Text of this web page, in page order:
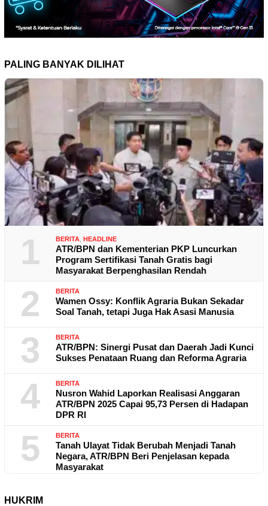
PALING BANYAK DILIHAT
1 BERITA HEADLINE
ATR/BPN dan Kementerian PKP Luncurkan
Program Sertifikasi Tanah Gratis bagi
Masyarakat Berpenghasilan Rendah
2 BERITA
Wamen Ossy: Konflik Agraria Bukan Sekadar
Soal Tanah, tetapi Juga Hak Asasi Manusia
3 BERITA
ATR/BPN: Sinergi Pusat dan Daerah Jadi Kunci
Sukses Penataan Ruang dan Reforma Agraria
4 BERITA
Nusron Wahid Laporkan Realisasi Anggaran
ATR/BPN 2025 Capai 95,73 Persen di Hadapan
DPR RI
5 BERITA
Tanah Ulayat Tidak Berubah Menjadi Tanah
Negara, ATR/BPN Beri Penjelasan kepada
Masyarakat
HUKRIM